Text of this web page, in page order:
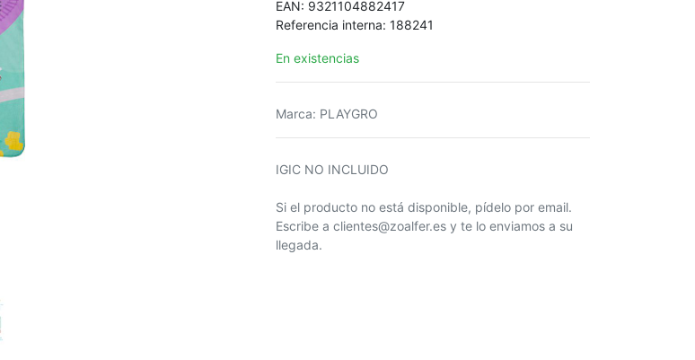
EAN: 9321104882417
Referencia interna: 188241
En existencias
Marca: PLAYGRO
IGIC NO INCLUIDO
Si el producto no está disponible, pídelo por email.
Escribe a clientes@zoalfer.es y te lo enviamos a su
llegada.